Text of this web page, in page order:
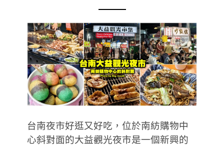
台南夜市好逛又好吃，位於南紡購物中
心斜對面的大益觀光夜市是一個新興的